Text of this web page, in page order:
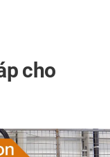
cho